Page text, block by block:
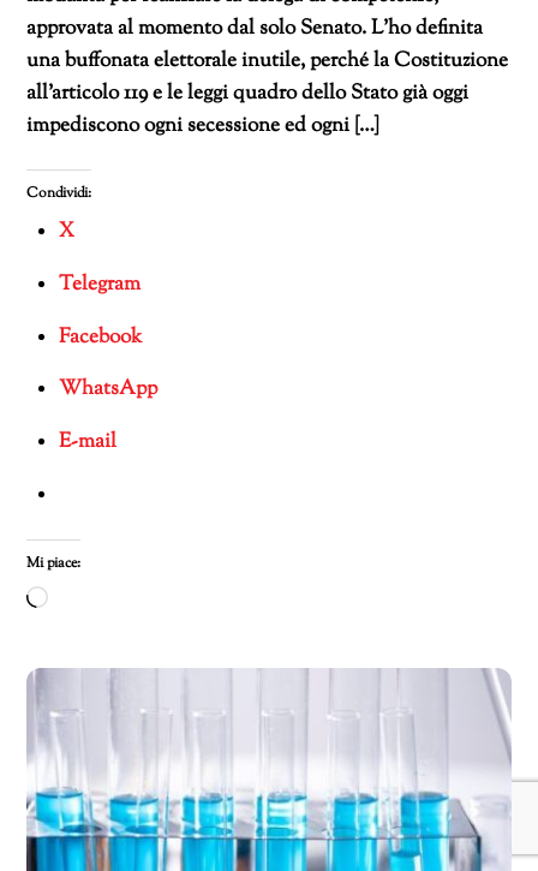
approvata al momento dal solo Senato. L’ho definita
una buffonata elettorale inutile, perché la Costituzione
all’articolo 119 e le leggi quadro dello Stato già oggi
impediscono ogni secessione ed ogni […]
Condividi:
X
Telegram
Facebook
WhatsApp
E-mail
Mi piace:
Caricamento
corso…